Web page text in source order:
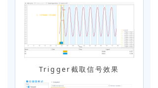
Trigger截取信号效果